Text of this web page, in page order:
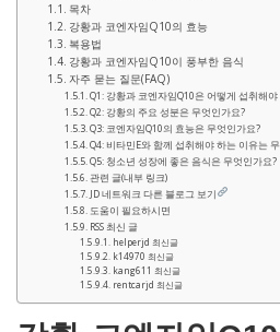
목차
강황과 코엔자임Q10의 효능
복용법
강황과 코엔자임Q10이 풍부한 음식
자주 묻는 질문(FAQ)
Q1: 강황과 코엔자임Q10은 어떻게 섭취해야
Q2: 강황의 주요 성분은 무엇인가요?
Q3: 코엔자임Q10의 효능은 무엇인가요?
Q4: 비타민E와 함께 섭취해야 하는 이유는
Q5: 청소년 성장에 좋은 음식은 무엇인가요?
관련 글(내부 링크)
JD 네트워크 다른 블로그 보기
도움이 필요하시면
RSS 최신 글
helperjd 최신글
k14970 최신글
kang611 최신글
rentcarjd 최신글